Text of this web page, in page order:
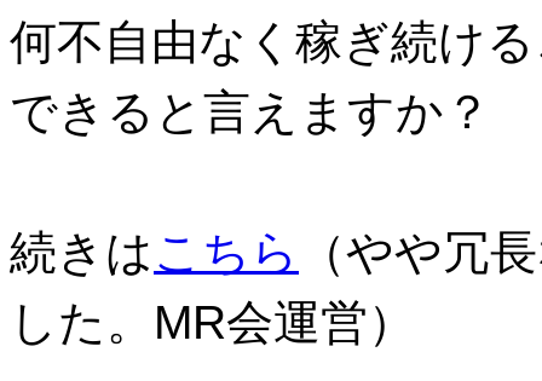
何不自由なく稼ぎ続け
できると言えますか？
続きはこちら
（やや冗
した。MR会運営）